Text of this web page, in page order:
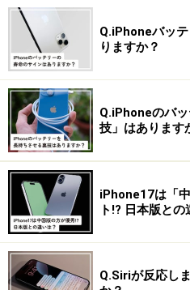
Q.iPhoneバッ
りますか？
Q.iPhoneのバ
技」はあります
iPhone17は「
ト!? 日本版との
Q.Siriが反応し